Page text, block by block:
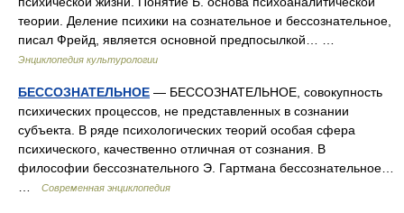
теории. Деление психики на сознательное и бессознательное,
писал Фрейд, является основной предпосылкой… …
Энциклопедия культурологии
БЕССОЗНАТЕЛЬНОЕ — БЕССОЗНАТЕЛЬНОЕ, совокупность
психических процессов, не представленных в сознании
субъекта. В ряде психологических теорий особая сфера
психического, качественно отличная от сознания. В
философии бессознательного Э. Гартмана бессознательное…
Современная энциклопедия